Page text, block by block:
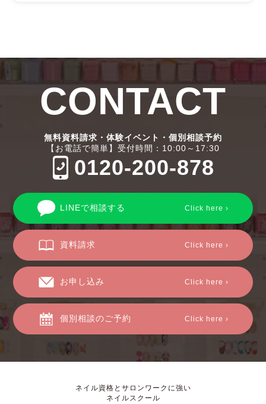
CONTACT
無料資料請求・体験イベント・個別相談予約
【お電話で簡単】受付時間：10:00～17:30
0120-200-878
LINEで相談する Click here ›
資料請求 Click here ›
お申し込み Click here ›
個別相談のご予約 Click here ›
ネイル資格とサロンワークに強い
ネイルスクール